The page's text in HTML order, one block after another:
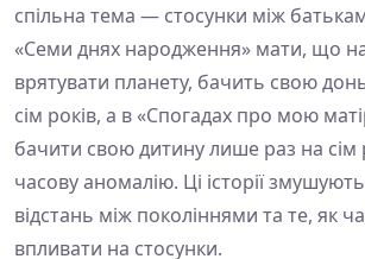
спільна тема — стосунки між
«Семи днях народження» мати, що
врятувати планету, бачить свою
сім років, а в «Спогадах про мою
бачити свою дитину лише раз на сім
часову аномалію. Ці історії
відстань між поколіннями та те, як
впливати на стосунки.